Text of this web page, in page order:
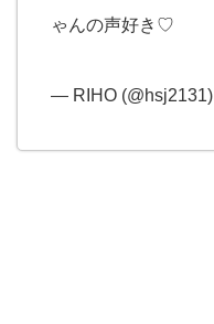
ゃんの声好き♡
— RIHO (@hsj2131)